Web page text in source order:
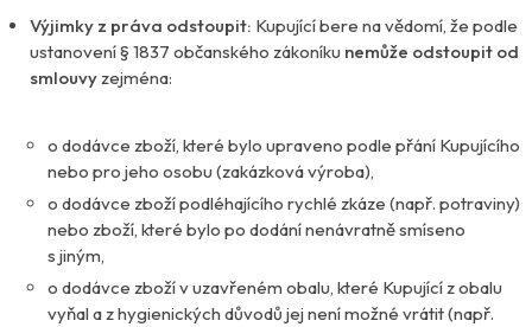
Výjimky z práva odstoupit: Kupující bere na vědomí, že podle
ustanovení § 1837 občanského zákoníku nemůže odstoupit od
smlouvyzejména:
o dodávce zboží, které bylo upraveno podle přání Kupujícího
nebo pro jeho osobu (zakázková výroba),
o dodávce zboží podléhajícího rychlé zkáze (např. potraviny)
nebo zboží, které bylo po dodání nenávratně smíseno
s jiným,
o dodávce zboží v uzavřeném obalu, které Kupující z obalu
vyňal a z hygienických důvodů jej není možné vrátit (např.